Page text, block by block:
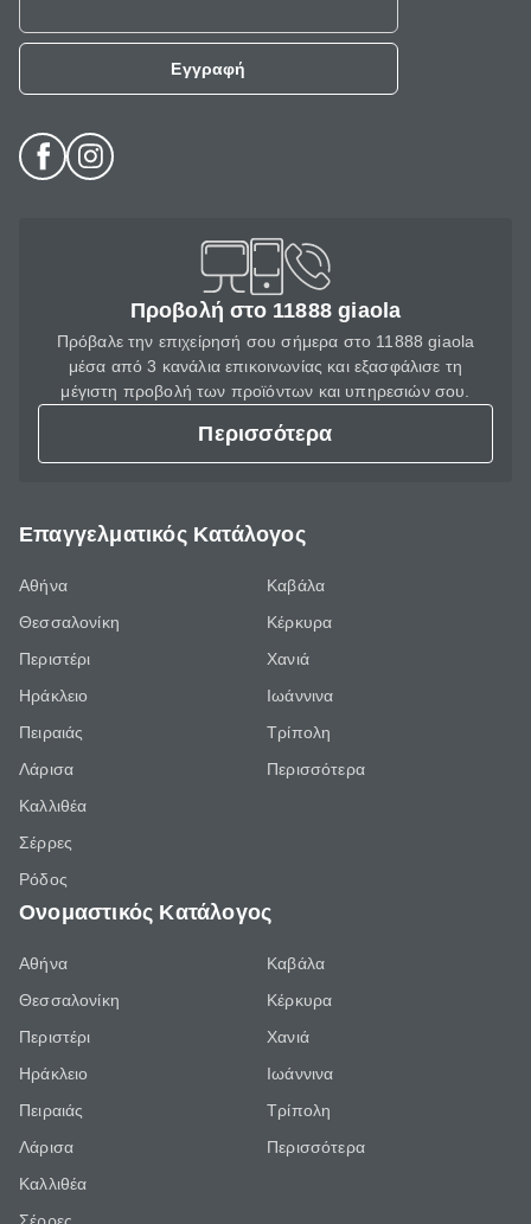
Εγγραφή
Προβολή στο 11888 giaola
Πρόβαλε την επιχείρησή σου σήμερα στο 11888 giaola
μέσα από 3 κανάλια επικοινωνίας και εξασφάλισε τη
μέγιστη προβολή των προϊόντων και υπηρεσιών σου.
Περισσότερα
Επαγγελματικός Κατάλογος
Αθήνα
Θεσσαλονίκη
Περιστέρι
Ηράκλειο
Πειραιάς
Λάρισα
Καλλιθέα
Σέρρες
Ρόδος
Καβάλα
Κέρκυρα
Χανιά
Ιωάννινα
Τρίπολη
Περισσότερα
Ονομαστικός Κατάλογος
Αθήνα
Θεσσαλονίκη
Περιστέρι
Ηράκλειο
Πειραιάς
Λάρισα
Καλλιθέα
Καβάλα
Κέρκυρα
Χανιά
Ιωάννινα
Τρίπολη
Περισσότερα